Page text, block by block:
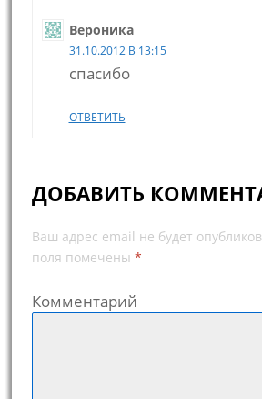
Вероника
31.10.2012 В 13:15
спасибо
ОТВЕТИТЬ
ДОБАВИТЬ
Ваш адрес email не будет
поля помечены *
Комментарий